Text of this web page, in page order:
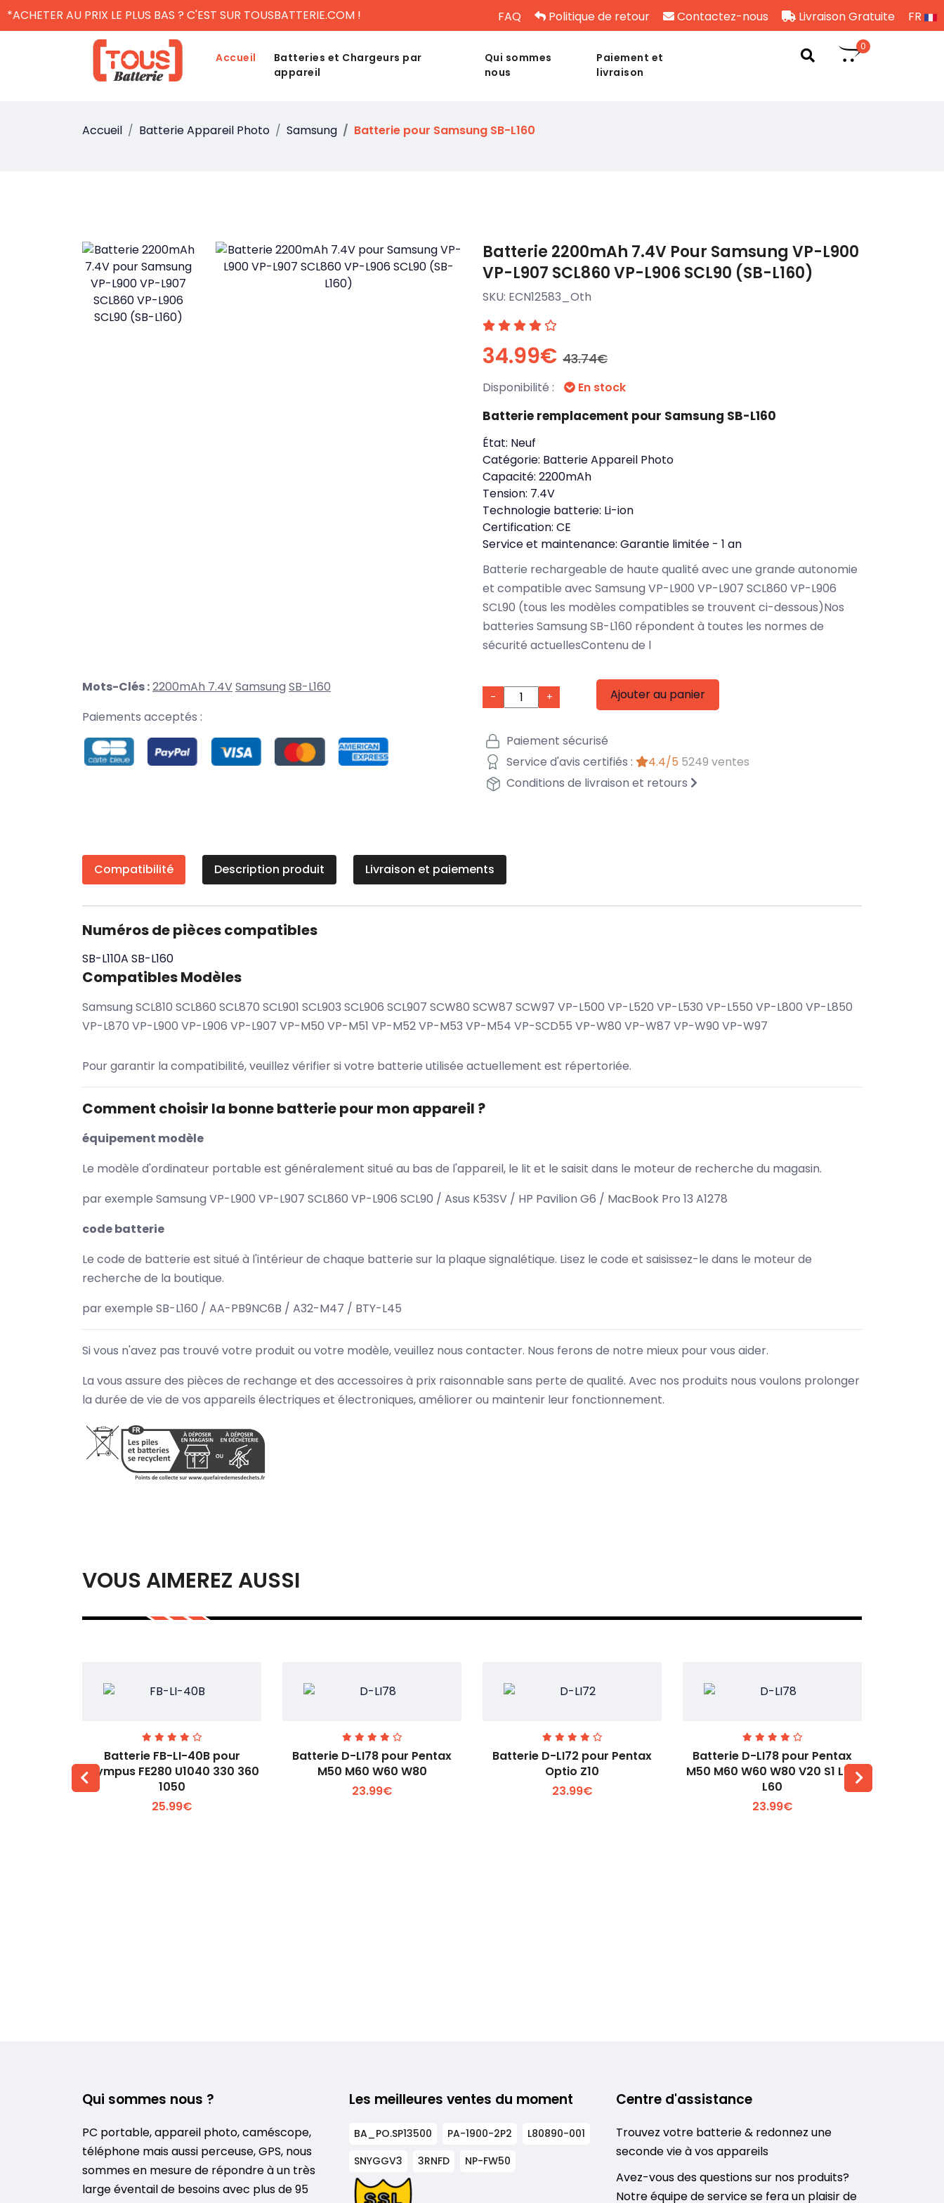
*ACHETER AU PRIX LE PLUS BAS ? C'EST SUR TOUSBATTERIE.COM ! FAQ Politique de retour Contactez-nous Livraison Gratuite FR
Accueil
Batteries et Chargeurs par
appareil
Qui sommes
nous
Paiement et
livraison
0
Accueil Batterie Appareil Photo Samsung Batterie pour Samsung SB-L160
Mots-Clés :2200mAh 7.4VSamsung SB-L160
Paiements acceptés :
Batterie 2200mAh 7.4V Pour Samsung VP-L900
VP-L907 SCL860 VP-L906 SCL90 (SB-L160)
SKU: ECN12583_Oth
34.99€ 43.74€
Disponibilité : En stock
Batterie remplacement pour Samsung SB-L160
État: Neuf
Catégorie: Batterie Appareil Photo
Capacité: 2200mAh
Tension: 7.4V
Technologie batterie: Li-ion
Certification: CE
Service et maintenance: Garantie limitée - 1 an
Batterie rechargeable de haute qualité avec une grande autonomie
et compatible avec Samsung VP-L900 VP-L907 SCL860 VP-L906
SCL90 (tous les modèles compatibles se trouvent ci-dessous)Nos
batteries Samsung SB-L160 répondent à toutes les normes de
sécurité actuellesContenu de l
- + Ajouter au panier
Paiement sécurisé
Service d'avis certifiés :
4.4/5 5249 ventes
Conditions de livraison et retours
Compatibilité Description produit Livraison et paiements
Numéros de pièces compatibles
SB-L110A SB-L160
Compatibles Modèles
Samsung SCL810 SCL860 SCL870 SCL901 SCL903 SCL906 SCL907 SCW80 SCW87 SCW97 VP-L500 VP-L520 VP-L530 VP-L550 VP-L800 VP-L850
VP-L870 VP-L900 VP-L906 VP-L907 VP-M50 VP-M51 VP-M52 VP-M53 VP-M54 VP-SCD55 VP-W80 VP-W87 VP-W90 VP-W97
Pour garantir la compatibilité, veuillez vérifier si votre batterie utilisée actuellement est répertoriée.
Comment choisir la bonne batterie pour mon appareil ?
équipement modèle
Le modèle d'ordinateur portable est généralement situé au bas de l'appareil, le lit et le saisit dans le moteur de recherche du magasin.
par exemple Samsung VP-L900 VP-L907 SCL860 VP-L906 SCL90 / Asus K53SV / HP Pavilion G6 / MacBook Pro 13 A1278
code batterie
Le code de batterie est situé à l'intérieur de chaque batterie sur la plaque signalétique. Lisez le code et saisissez-le dans le moteur de
recherche de la boutique.
par exemple SB-L160 / AA-PB9NC6B / A32-M47 / BTY-L45
Si vous n'avez pas trouvé votre produit ou votre modèle, veuillez nous contacter. Nous ferons de notre mieux pour vous aider.
La vous assure des pièces de rechange et des accessoires à prix raisonnable sans perte de qualité. Avec nos produits nous voulons prolonger
la durée de vie de vos appareils électriques et électroniques, améliorer ou maintenir leur fonctionnement.
VOUS AIMEREZ AUSSI
Voir plus +
Batterie FB-LI-40B pour
Olympus FE280 U1040 330 360
1050
25.99€
Voir plus +
Batterie D-LI78 pour Pentax
M50 M60 W60 W80
23.99€
Voir plus +
Batterie D-LI72 pour Pentax
Optio Z10
23.99€
Voir plus +
Batterie D-LI78 pour Pentax
M50 M60 W60 W80 V20 S1 L50
L60
23.99€
Qui sommes nous ?
PC portable, appareil photo, caméscope,
téléphone mais aussi perceuse, GPS, nous
sommes en mesure de répondre à un très
large éventail de besoins avec plus de 95
Les meilleures ventes du moment
BA_PO.SP13500 PA-1900-2P2
L80890-001
SNYGGV3
3RNFD NP-FW50
Centre d'assistance
Trouvez votre batterie & redonnez une
seconde vie à vos appareils
Avez-vous des questions sur nos produits?
Notre équipe de service se fera un plaisir de